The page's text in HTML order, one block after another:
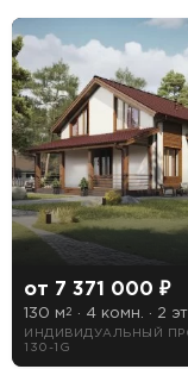
от 7 371 000 ₽
130 м2 · 4 комн. · 2
ИНДИВИДУАЛЬНЫЙ
130-1G
2 этажные дома
3 этажные дома
Тип кровли
Мансардная
Чердачная